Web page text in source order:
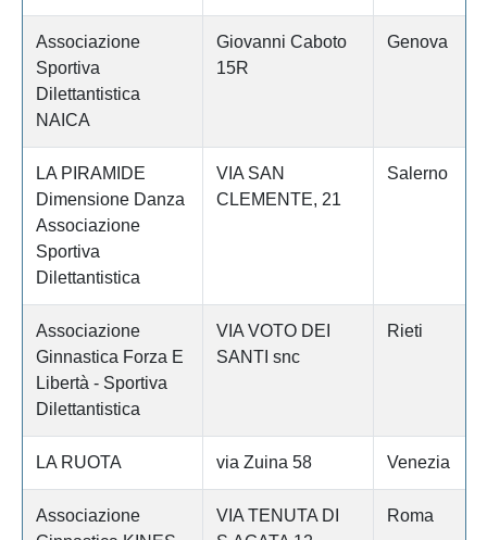
Associazione
Sportiva
Dilettantistica
NAICA
Giovanni Caboto
15R
Genova
LA PIRAMIDE
Dimensione Danza
Associazione
Sportiva
Dilettantistica
VIA SAN
CLEMENTE, 21
Salerno
Associazione
Ginnastica Forza E
Libertà - Sportiva
Dilettantistica
VIA VOTO DEI
SANTI snc
Rieti
LA RUOTA via Zuina 58 Venezia
Associazione
VIA TENUTA DI
Roma